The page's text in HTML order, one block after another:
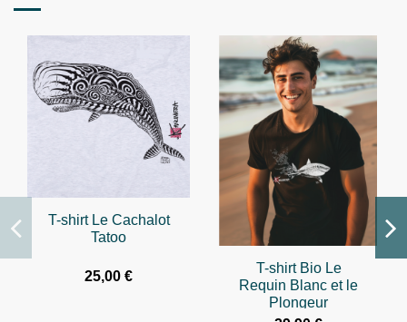
T-shirt Le Cachalot
Tatoo
25,00 €
T-shirt Bio Le
Requin Blanc et le
Plongeur